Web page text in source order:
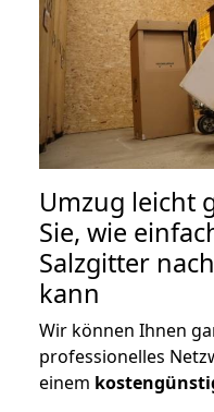
Umzug leicht
Sie, wie
Salzgitter
kann
Wir können Ihnen
professionelles
einem